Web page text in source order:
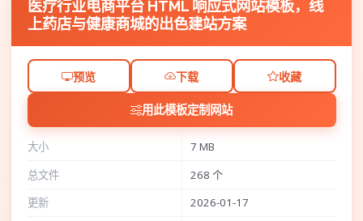
医疗行业电商平台 HTML 响应式网站模板，线
上药店与健康商城的出色建站方案
预览 下载 收藏
用此模板定制网站
大小
7 MB
总文件
268 个
更新
2026-01-17